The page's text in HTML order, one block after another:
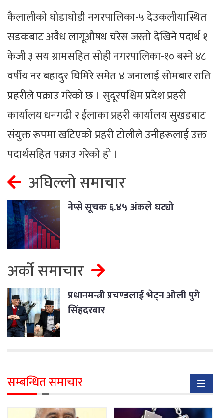
कैलालीको घोडाघोडी नगरपालिका-५ देउकलीयास्थित
सडकबाट अवैध लागूऔषध चरेस जस्तो देखिने पदार्थ १
केजी ३ सय ग्रामसहित सोही नगरपालिका-१० बस्ने ४८
वर्षीय नर बहादुर घिमिरे समेत ४ जनालाई सोमबार राति
प्रहरीले पक्राउ गरेको छ । सुदूरपश्चिम प्रदेश प्रहरी
कार्यालय धनगढी र ईलाका प्रहरी कार्यालय सुखडबाट
संयुक्त रूपमा खटिएको प्रहरी टोलीले उनीहरूलाई उक्त
पदार्थसहित पक्राउ गरेको हो ।
अघिल्लो समाचार
नेप्से सूचक ६.४५ अंकले घट्यो
अर्को समाचार
प्रधानमन्त्री प्रचण्डलाई भेट्न ओली पुगे
सिंहदरबार
सम्बन्धित समाचार